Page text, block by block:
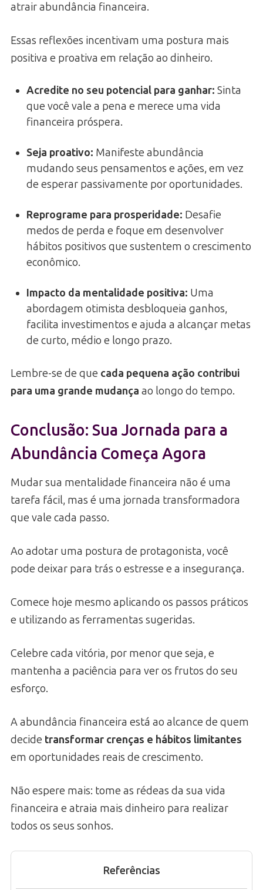
atrair abundância financeira.
Essas reflexões incentivam uma postura mais
positiva e proativa em relação ao dinheiro.
Acredite no seu potencial para ganhar: Sinta
que você vale a pena e merece uma vida
financeira próspera.
Seja proativo: Manifeste abundância
mudando seus pensamentos e ações, em vez
de esperar passivamente por oportunidades.
Reprograme para prosperidade: Desafie
medos de perda e foque em desenvolver
hábitos positivos que sustentem o crescimento
econômico.
Impacto da mentalidade positiva: Uma
abordagem otimista desbloqueia ganhos,
facilita investimentos e ajuda a alcançar metas
de curto, médio e longo prazo.
Lembre-se de que cada pequena ação contribui
para uma grande mudança ao longo do tempo.
Conclusão: Sua Jornada para a
Abundância Começa Agora
Mudar sua mentalidade financeira não é uma
tarefa fácil, mas é uma jornada transformadora
que vale cada passo.
Ao adotar uma postura de protagonista, você
pode deixar para trás o estresse e a insegurança.
Comece hoje mesmo aplicando os passos práticos
e utilizando as ferramentas sugeridas.
Celebre cada vitória, por menor que seja, e
mantenha a paciência para ver os frutos do seu
esforço.
A abundância financeira está ao alcance de quem
decide transformar crenças e hábitos limitantes
em oportunidades reais de crescimento.
Não espere mais: tome as rédeas da sua vida
financeira e atraia mais dinheiro para realizar
todos os seus sonhos.
Referências